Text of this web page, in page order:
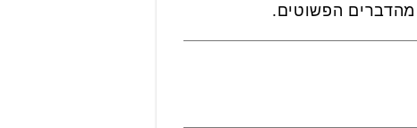
מהדברים הפשוטים.